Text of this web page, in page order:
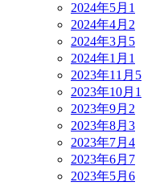
2024年5月 1
2024年4月 2
2024年3月 5
2024年1月 1
2023年11月 5
2023年10月 1
2023年9月 2
2023年8月 3
2023年7月 4
2023年6月 7
2023年5月 6